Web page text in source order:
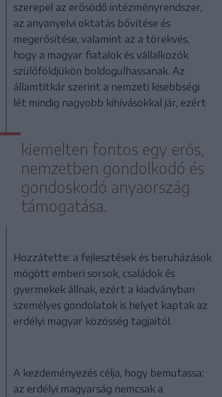
szerepel az erősödő intézményrendszer,
az anyanyelvi oktatás bővítése és
megerősítése, valamint az a törekvés,
hogy a magyar fiatalok és vállalkozók
szülőföldjükön boldogulhassanak. Az
államtitkár szerint a nemzeti kisebbségi
lét mindig nagyobb kihívásokkal jár, ezért
kiemelten fontos egy erős,
nemzetben gondolkodó és
gondoskodó anyaország
támogatása.
Hozzátette: a fejlesztések és beruházások
mögött emberi sorsok, családok és
gyermekek állnak, ezért a kiadványban
személyes gondolatok is helyet kaptak az
erdélyi magyar közösség tagjaitól.
A kezdeményezés célja, hogy bemutassa:
az erdélyi magyarság nemcsak a